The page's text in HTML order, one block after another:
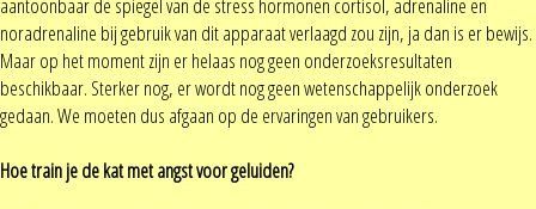
noradrenaline bij gebruik van dit apparaat verlaagd zou zijn, ja dan is er bewijs.
Maar op het moment zijn er helaas nog geen onderzoeksresultaten
beschikbaar. Sterker nog, er wordt nog geen wetenschappelijk onderzoek
gedaan. We moeten dus afgaan op de ervaringen van gebruikers.
Hoe train je de kat met angst voor geluiden?